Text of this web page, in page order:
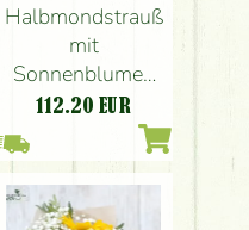
Halbmondstrauß
mit
Sonnenblumen
und Rosen (19
112.20 EUR